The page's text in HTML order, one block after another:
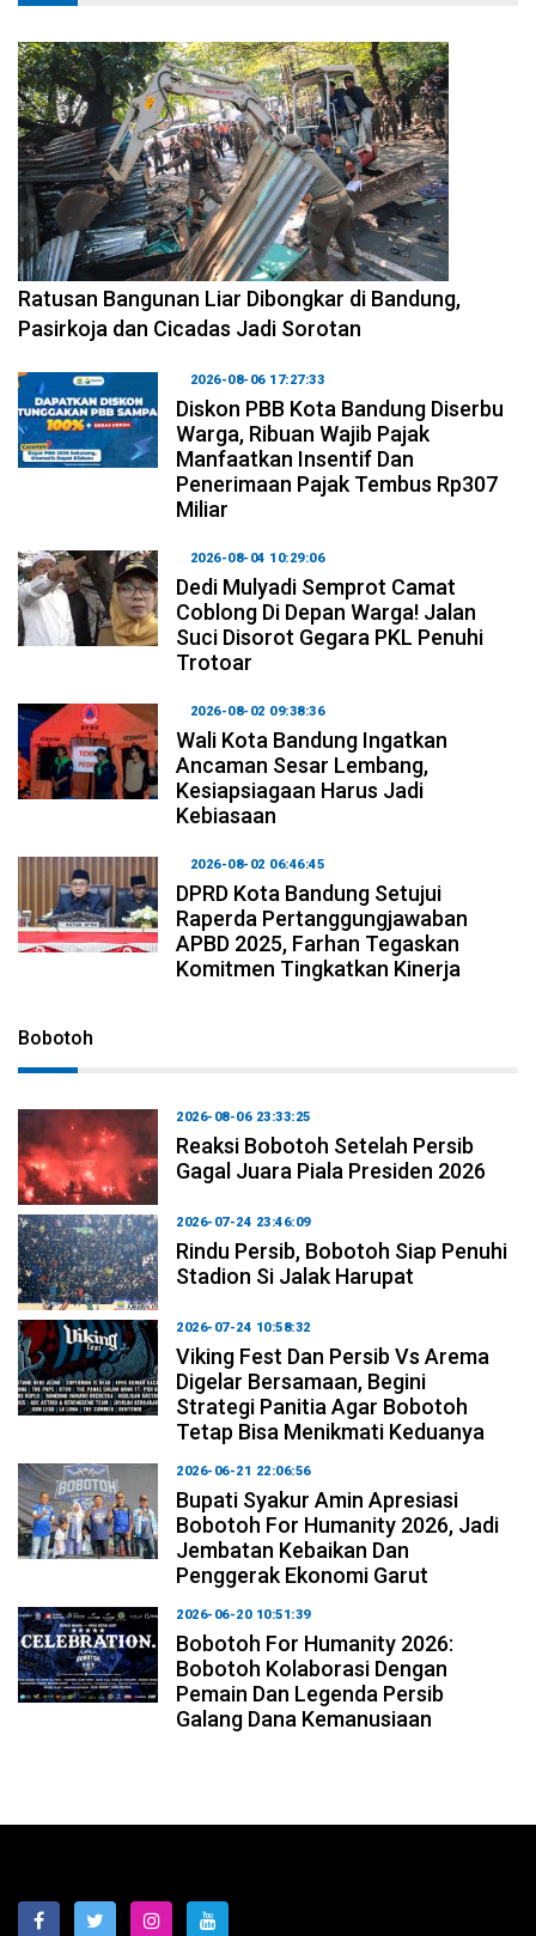
2026-08-06 17:34:08
Ratusan Bangunan Liar Dibongkar di Bandung,
Pasirkoja dan Cicadas Jadi Sorotan
2026-08-06 17:27:33
Diskon PBB Kota Bandung Diserbu
Warga, Ribuan Wajib Pajak
Manfaatkan Insentif Dan
Penerimaan Pajak Tembus Rp307
Miliar
2026-08-04 10:29:06
Dedi Mulyadi Semprot Camat
Coblong Di Depan Warga! Jalan
Suci Disorot Gegara PKL Penuhi
Trotoar
2026-08-02 09:38:36
Wali Kota Bandung Ingatkan
Ancaman Sesar Lembang,
Kesiapsiagaan Harus Jadi
Kebiasaan
2026-08-02 06:46:45
DPRD Kota Bandung Setujui
Raperda Pertanggungjawaban
APBD 2025, Farhan Tegaskan
Komitmen Tingkatkan Kinerja
Bobotoh
2026-08-06 23:33:25
Reaksi Bobotoh Setelah Persib
Gagal Juara Piala Presiden 2026
2026-07-24 23:46:09
Rindu Persib, Bobotoh Siap Penuhi
Stadion Si Jalak Harupat
2026-07-24 10:58:32
Viking Fest Dan Persib Vs Arema
Digelar Bersamaan, Begini
Strategi Panitia Agar Bobotoh
Tetap Bisa Menikmati Keduanya
2026-06-21 22:06:56
Bupati Syakur Amin Apresiasi
Bobotoh For Humanity 2026, Jadi
Jembatan Kebaikan Dan
Penggerak Ekonomi Garut
2026-06-20 10:51:39
Bobotoh For Humanity 2026:
Bobotoh Kolaborasi Dengan
Pemain Dan Legenda Persib
Galang Dana Kemanusiaan